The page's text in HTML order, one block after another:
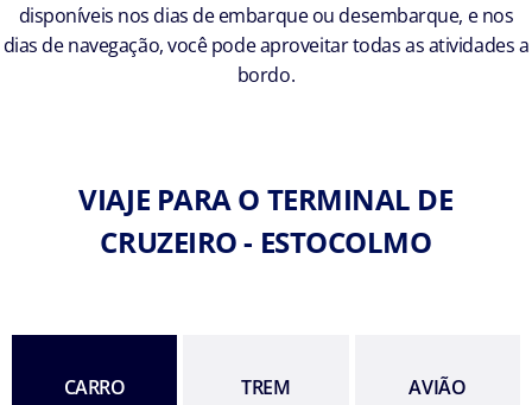
disponíveis nos dias de embarque ou desembarque, e nos
dias de navegação, você pode aproveitar todas as atividades a
bordo.
VIAJE PARA O TERMINAL DE
CRUZEIRO - ESTOCOLMO
CARRO TREM AVIÃO